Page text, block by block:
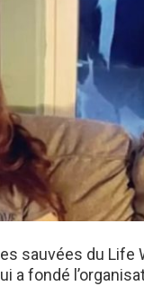
sauvées du
a fondé